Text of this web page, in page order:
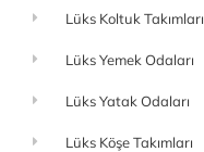
Lüks Koltuk Takımları
Lüks Yemek Odaları
Lüks Yatak Odaları
Lüks Köşe Takımları